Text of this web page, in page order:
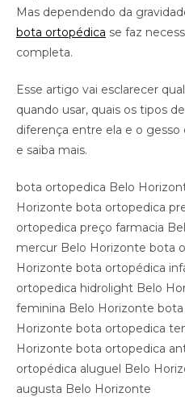
Mas dependendo da
bota ortopédica se faz
completa.
Esse artigo vai esclarecer
quando usar, quais os tipos de
diferença entre ela e o
e saiba mais.
bota ortopedica Belo
Horizonte bota ortopedica
ortopedica preço farmacia
mercur Belo Horizonte bota
Horizonte bota ortopédica
ortopedica hidrolight Belo
feminina Belo Horizonte
Horizonte bota ortopedica
Horizonte bota ortopedica
ortopédica aluguel Belo
augusta Belo Horizonte